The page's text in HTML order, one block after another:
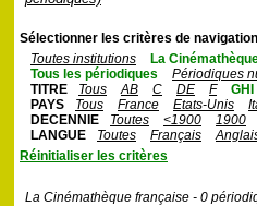
Sélectionner les critères de
Toutes institutions
La
Tous les périodiques
Périodiques
TITRE
Tous AB C DE F
GHI
PAYS
Tous France Etats-Unis
DECENNIE
Toutes <1900
1900
LANGUE
Toutes Français
Réinitialiser les critères
La Cinémathèque française - 0